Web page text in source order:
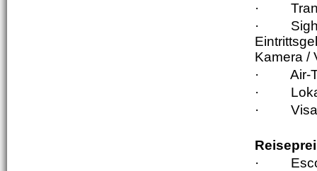
·
·
Kamera /
·
Air-
·
·
·